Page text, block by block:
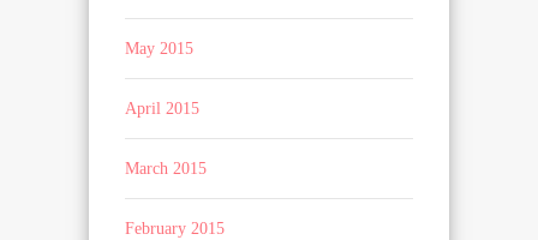
May 2015
April 2015
March 2015
February 2015